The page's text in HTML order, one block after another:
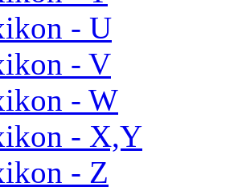
- U
- V
- W
- X,Y
- Z